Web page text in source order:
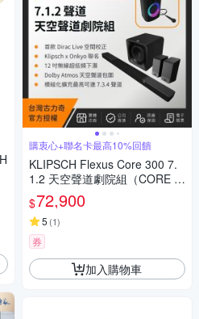
購衷心+聯名卡最高10%回饋
KLIPSCH Flexus Core 300 7.
1.2 天空聲道劇院組（CORE 3
00 + SUB 200 + SURR 200）
（贈 GiG XXL、空氣清淨機）
$72,900
5 (1)
券
加入購物車